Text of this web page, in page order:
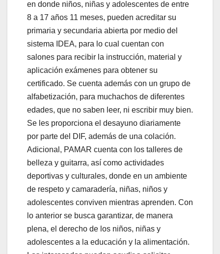
en donde niños, niñas y adolescentes de entre
8 a 17 años 11 meses, pueden acreditar su
primaria y secundaria abierta por medio del
sistema IDEA, para lo cual cuentan con
salones para recibir la instrucción, material y
aplicación exámenes para obtener su
certificado. Se cuenta además con un grupo de
alfabetización, para muchachos de diferentes
edades, que no saben leer, ni escribir muy bien.
Se les proporciona el desayuno diariamente
por parte del DIF, además de una colación.
Adicional, PAMAR cuenta con los talleres de
belleza y guitarra, así como actividades
deportivas y culturales, donde en un ambiente
de respeto y camaradería, niñas, niños y
adolescentes conviven mientras aprenden. Con
lo anterior se busca garantizar, de manera
plena, el derecho de los niños, niñas y
adolescentes a la educación y la alimentación.